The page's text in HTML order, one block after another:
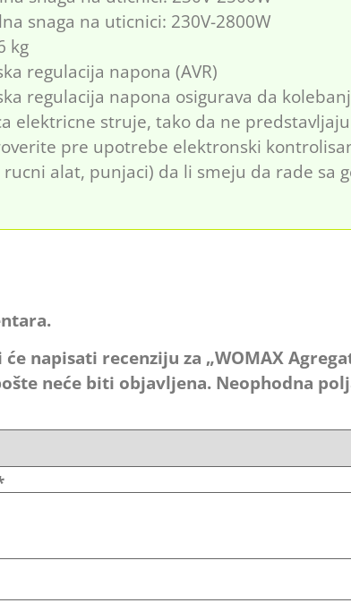
snaga na uticnici: 230V-2800W
kg
regulacija napona (AVR)
regulacija napona osigurava da
elektricne struje, tako da ne
pre upotrebe elektronski
alat, punjaci) da li smeju da rade sa
napisati recenziju za „WOMAX Agregat
neće biti objavljena. Neophodna